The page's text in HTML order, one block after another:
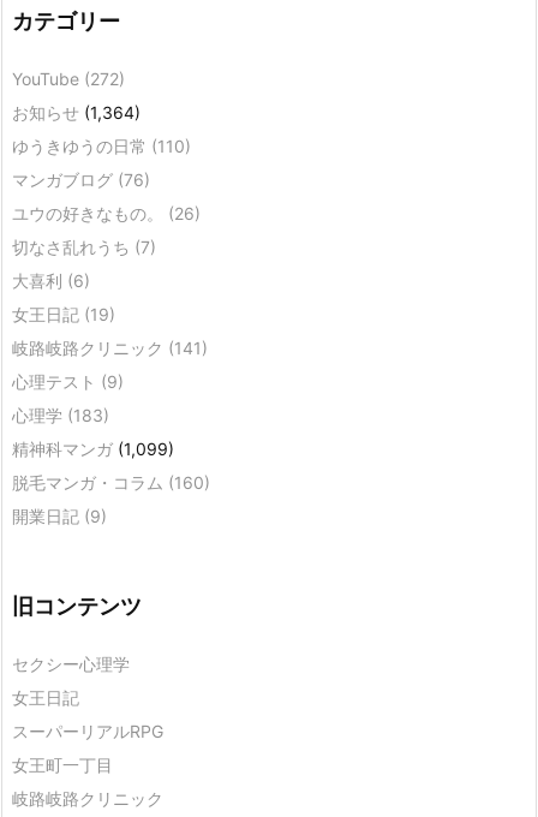
カテゴリー
YouTube (272)
お知らせ (1,364)
ゆうきゆうの日常 (110)
マンガブログ (76)
ユウの好きなもの。 (26)
切なさ乱れうち (7)
大喜利 (6)
女王日記 (19)
岐路岐路クリニック (141)
心理テスト (9)
心理学 (183)
精神科マンガ (1,099)
脱毛マンガ・コラム (160)
開業日記 (9)
旧コンテンツ
セクシー心理学
女王日記
スーパーリアルRPG
女王町一丁目
岐路岐路クリニック